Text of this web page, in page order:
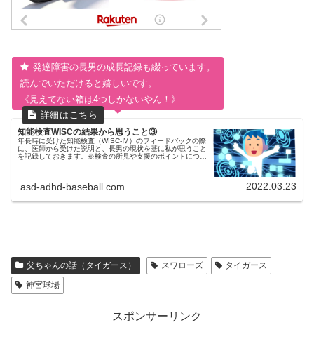
発達障害の長男の成長記録も綴っています。
読んでいただけると嬉しいです。
《見えてない箱は4つしかないやん！》
知能検査WISCの結果から思うこと③
年長時に受けた知能検査（WISC-Ⅳ）のフィードバックの際
に、医師から受けた説明と、長男の現状を基に私が思うこと
を記録しておきます。※検査の所見や支援のポイントについ
asd-adhd-baseball.com 2022.03.23
父ちゃんの話（タイガース） スワローズ
タイガース
神宮球場
スポンサーリンク